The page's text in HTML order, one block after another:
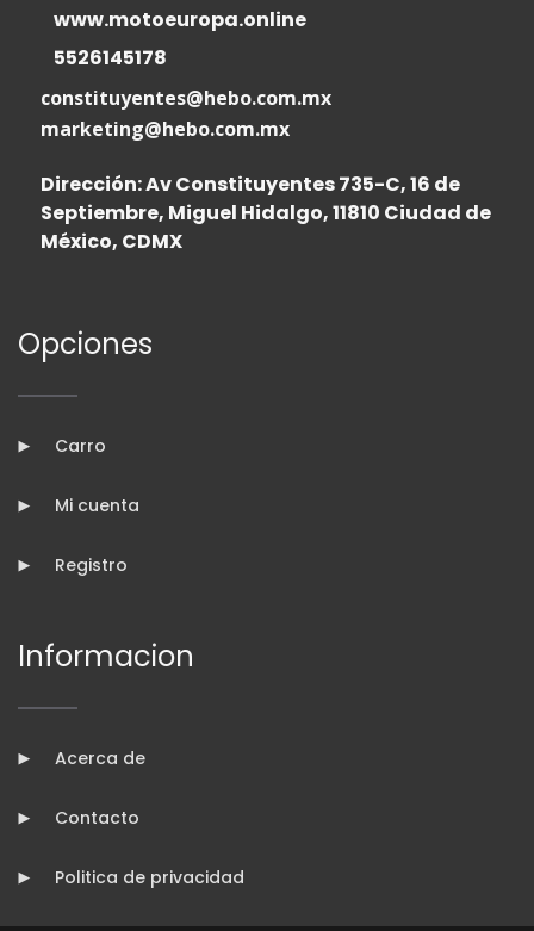
www.motoeuropa.online
5526145178
constituyentes@hebo.com.mx
marketing@hebo.com.mx
Dirección: Av Constituyentes 735-C, 16 de
Septiembre, Miguel Hidalgo, 11810 Ciudad de
México, CDMX
Opciones
Carro
Mi cuenta
Registro
Informacion
Acerca de
Contacto
Politica de privacidad